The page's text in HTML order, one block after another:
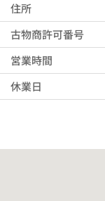
住所
古物商許可番号
営業時間
休業日